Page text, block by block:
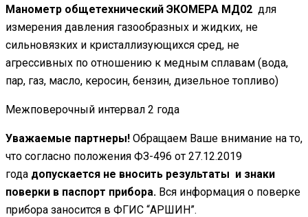
Манометр общетехнический ЭКОМЕРА МД02 для
измерения давления газообразных и жидких, не
сильновязких и кристаллизующихся сред, не
агрессивных по отношению к медным сплавам (вода,
пар, газ, масло, керосин, бензин, дизельное топливо)
Межповерочный интервал 2 года
Уважаемые партнеры! Обращаем Ваше внимание на то,
что согласно положения ФЗ-496 от 27.12.2019
года допускается не вносить результаты и знаки
поверки в паспорт прибора. Вся информация о поверке
прибора заносится в ФГИС “АРШИН”.